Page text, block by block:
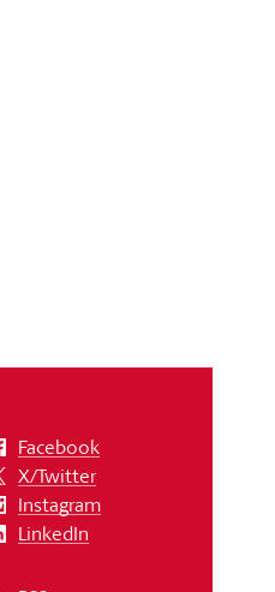
Facebook
X/Twitter
Instagram
LinkedIn